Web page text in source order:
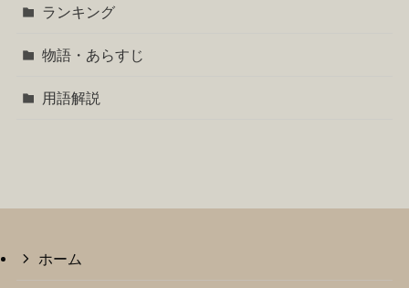
ランキング
物語・あらすじ
用語解説
ホーム